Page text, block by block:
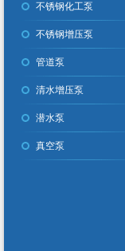
不锈钢化工泵
不锈钢增压泵
管道泵
清水增压泵
潜水泵
真空泵